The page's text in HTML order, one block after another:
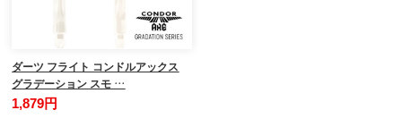
ダーツ フライト コンドルアックス
グラデーション スモ …
1,879円